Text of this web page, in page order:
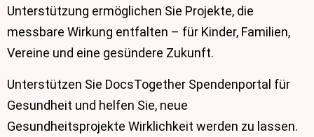
Unterstützung ermöglichen Sie Projekte, die
messbare Wirkung entfalten – für Kinder, Familien,
Vereine und eine gesündere Zukunft.
Unterstützen Sie DocsTogether Spendenportal für
Gesundheit und helfen Sie, neue
Gesundheitsprojekte Wirklichkeit werden zu lassen.